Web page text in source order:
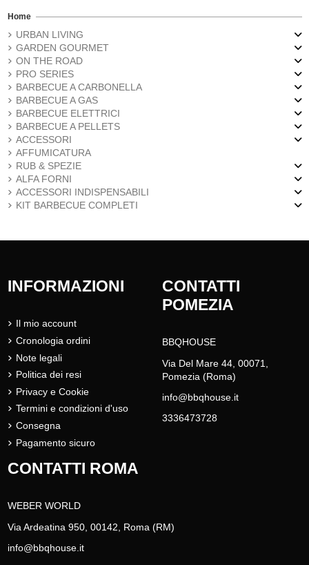
Home
URBAN LIVING
GARDEN GOURMET
ON THE ROAD
PRO SERIES
BARBECUE A CARBONELLA
BARBECUE A GAS
BARBECUE ELETTRICI
BARBECUE A PELLETS
ACCESSORI
AFFUMICATURA
RUB & SPEZIE
ALFA FORNI
ACCESSORI INDISPENSABILI
KIT BARBECUE COMPLETI
INFORMAZIONI
Il mio account
Cronologia ordini
Note legali
Politica dei resi
Privacy e Cookie
Termini e condizioni d'uso
Consegna
Pagamento sicuro
CONTATTI
POMEZIA
BBQHOUSE
Via Del Mare 44, 00071,
Pomezia (Roma)
info@bbqhouse.it
3336473728
CONTATTI ROMA
WEBER WORLD
Via Ardeatina 950, 00142, Roma (RM)
info@bbqhouse.it